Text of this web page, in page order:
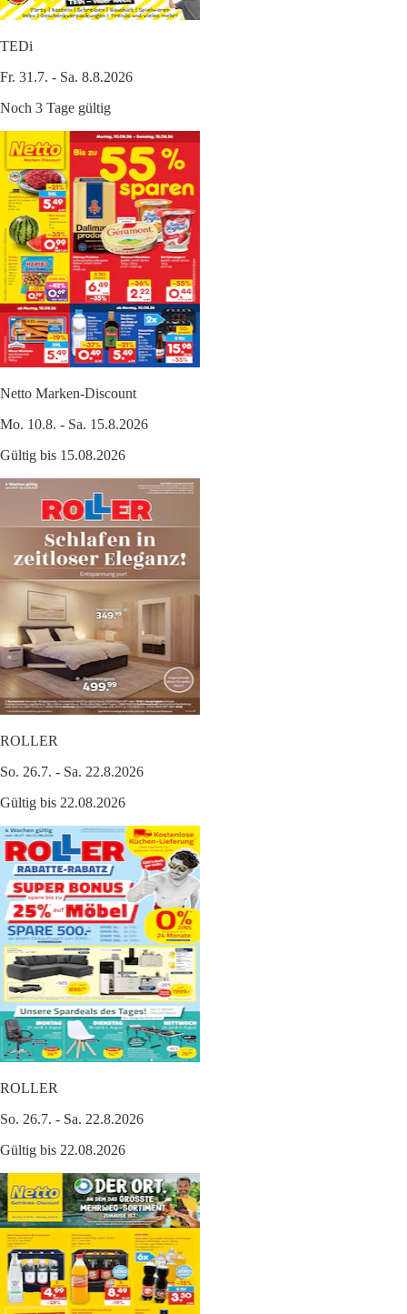
TEDi
Fr. 31.7. - Sa. 8.8.2026
Noch 3 Tage gültig
Netto Marken-Discount
Mo. 10.8. - Sa. 15.8.2026
Gültig bis 15.08.2026
ROLLER
So. 26.7. - Sa. 22.8.2026
Gültig bis 22.08.2026
ROLLER
So. 26.7. - Sa. 22.8.2026
Gültig bis 22.08.2026